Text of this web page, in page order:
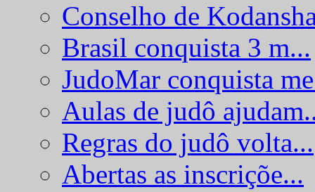
Conselho de
Brasil conquista 3 m...
JudoMar conquista
Aulas de judô
Regras do judô volta...
Abertas as inscriçõe...